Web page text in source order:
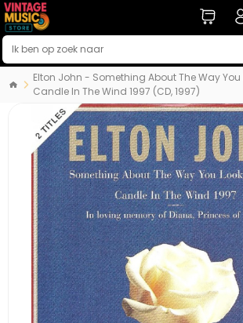
Elton John - Something About The Way
Candle In The Wind 1997 (CD, 1997)